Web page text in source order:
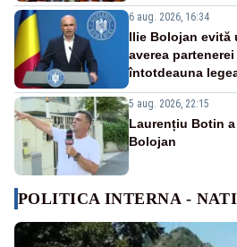
6 aug. 2026, 16:34
Ilie Bolojan evită
averea
întotdeauna
5 aug. 2026, 22:15
Laurențiu Botin
Bolojan
POLITICA INTERNA -